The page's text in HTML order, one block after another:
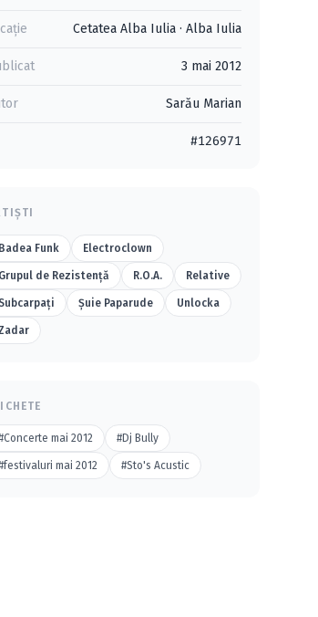
Cetatea Alba Iulia · Alba Iulia
3 mai 2012
Sarău Marian
#126971
Badea Funk Electroclown
Grupul de Rezistenţă R.O.A. Relative
Subcarpaţi Şuie Paparude Unlocka
mai 2012 #Dj Bully
mai 2012 #Sto's Acustic